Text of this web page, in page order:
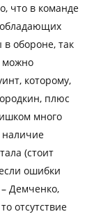
что в команде
обороне, так
можно
которому,
плюс
много
(стоит
ошибки
Демченко,
отсутствие